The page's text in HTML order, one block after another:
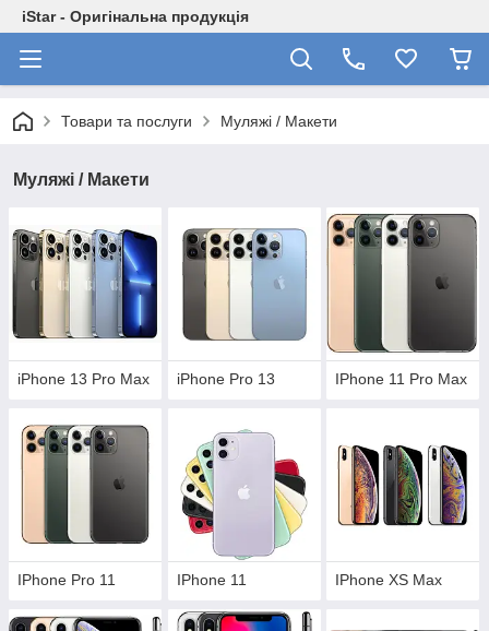
iStar - Оригінальна продукція
Товари та послуги Муляжі / Макети
Муляжі / Макети
iPhone 13 Pro Max iPhone Pro 13 IPhone 11 Pro Max
IPhone Pro 11 IPhone 11 IPhone XS Max